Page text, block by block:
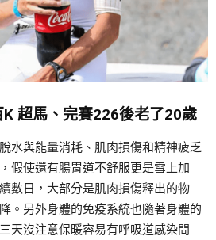
超馬、完賽226後老了20歲
水與能量消耗、肌肉損傷和精神疲乏
假使還有腸胃道不舒服更是雪上加
數日，大部分是肌肉損傷釋出的物
。另外身體的免疫系統也隨著身體的
天沒注意保暖容易有呼吸道感染問